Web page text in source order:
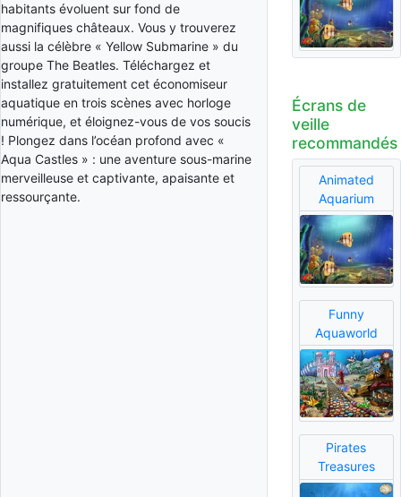
habitants évoluent sur fond de
magnifiques châteaux. Vous y trouverez
aussi la célèbre « Yellow Submarine » du
groupe The Beatles. Téléchargez et
installez gratuitement cet économiseur
aquatique en trois scènes avec horloge
numérique, et éloignez-vous de vos soucis
! Plongez dans l’océan profond avec «
Aqua Castles » : une aventure sous-marine
merveilleuse et captivante, apaisante et
ressourçante.
Écrans de
veille
recommandés
Animated
Aquarium
Funny
Aquaworld
Pirates
Treasures